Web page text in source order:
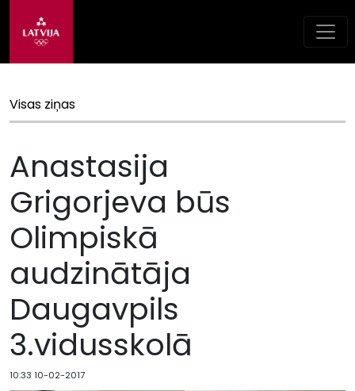
Visas ziņas
Anastasija
Grigorjeva būs
Olimpiskā
audzinātāja
Daugavpils
3.vidusskolā
10:33 10-02-2017